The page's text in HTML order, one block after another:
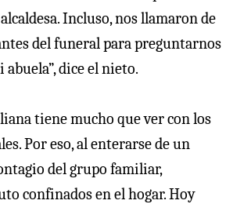
Incluso, nos llamaron de
del funeral para preguntarnos
dice el nieto.
tiene mucho que ver con los
Por eso, al enterarse de un
del grupo familiar,
confinados en el hogar. Hoy